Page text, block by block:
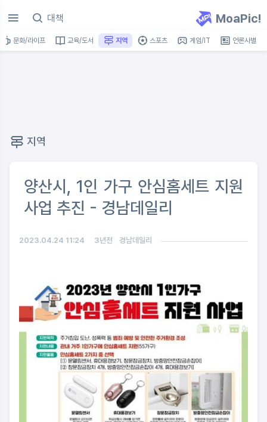
MoaPic!
문화/라이프 교육/도서 지역 스포츠 게임/IT 언론사별
지역
양산시, 1인 가구 안심홈세트 지원
사업 추진 - 경남데일리
2023.04.24 11:24 3년전 경남데일리